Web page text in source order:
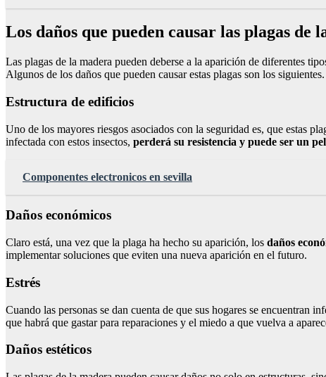
Los daños que pueden causar las plagas de
Las plagas de la madera pueden deberse a la aparición de diferentes
Algunos de los daños que pueden causar estas plagas son los siguientes.
Estructura de edificios
Uno de los mayores riesgos asociados con la seguridad es, que estas
infectada con estos insectos, perderá su resistencia y puede ser un
Componentes electronicos en sevilla
Daños económicos
Claro está, una vez que la plaga ha hecho su aparición, los daños
implementar soluciones que eviten una nueva aparición en el futuro.
Estrés
Cuando las personas se dan cuenta de que sus hogares se encuentran
que habrá que gastar para reparaciones y el miedo a que vuelva a
Daños estéticos